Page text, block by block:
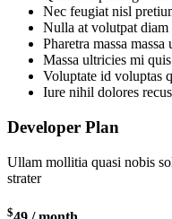
Nec feugiat nisl
Nulla at volutpat diam
Pharetra massa massa
Massa ultricies mi
Voluptate id voluptas
Iure nihil dolores
Developer Plan
Ullam mollitia quasi nobis
strater
$